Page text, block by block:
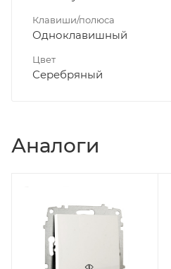
Клавиши/полюса
Одноклавишный
Цвет
Серебряный
Аналоги